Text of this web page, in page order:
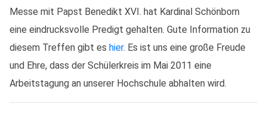
Messe mit Papst Benedikt XVI. hat Kardinal Schönborn
eine eindrucksvolle Predigt gehalten. Gute Information zu
diesem Treffen gibt es hier. Es ist uns eine große Freude
und Ehre, dass der Schülerkreis im Mai 2011 eine
Arbeitstagung an unserer Hochschule abhalten wird.